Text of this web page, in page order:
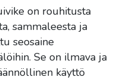
on rouhitusta
sammaleesta ja
seosaine
Se on ilmava ja
käyttö